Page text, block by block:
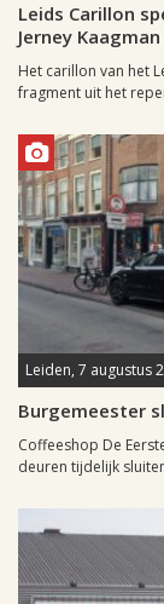
Leids Carillon
Jerney Kaagman
Het carillon van het
fragment uit het
Leiden, 7 augustus
Burgemeester
Coffeeshop De
deuren tijdelijk